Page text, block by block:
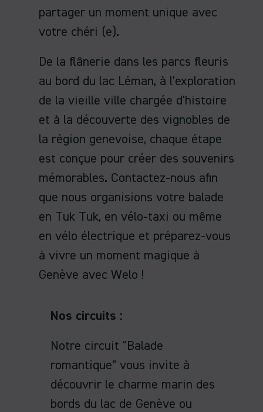
partager un moment unique avec
votre chéri (e).
De la flânerie dans les parcs fleuris
au bord du lac Léman, à l'exploration
de la vieille ville chargée d'histoire
et à la découverte des vignobles de
la région genevoise, chaque étape
est conçue pour créer des souvenirs
mémorables. Contactez-nous afin
que nous organisions votre balade
en Tuk Tuk, en vélo-taxi ou même
en vélo électrique et préparez-vous
à vivre un moment magique à
Genève avec Welo !
Nos circuits :
Notre circuit "Balade
romantique" vous invite à
découvrir le charme marin des
bords du lac de Genève ou